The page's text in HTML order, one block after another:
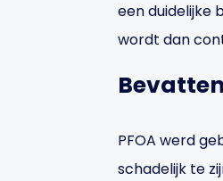
een duidelijke
wordt dan
PFOA werd
schadelijk te